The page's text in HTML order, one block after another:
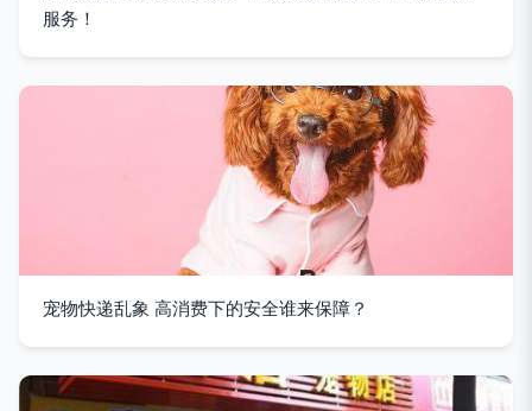
服务！
宠物快递乱象 高消费下的安全谁来保障？